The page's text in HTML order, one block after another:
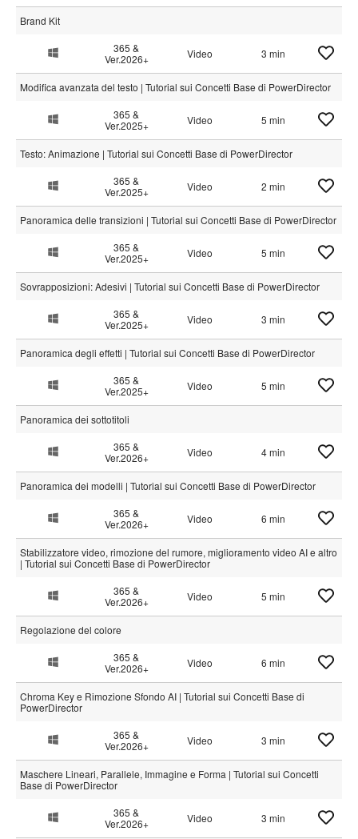
Brand Kit
365 &
Ver.2026+
Video 3 min
Modifica avanzata del testo | Tutorial sui Concetti Base di PowerDirector
365 &
Ver.2025+
Video 5 min
Testo: Animazione | Tutorial sui Concetti Base di PowerDirector
365 &
Ver.2025+
Video 2 min
Panoramica delle transizioni | Tutorial sui Concetti Base di PowerDirector
365 &
Ver.2025+
Video 5 min
Sovrapposizioni: Adesivi | Tutorial sui Concetti Base di PowerDirector
365 &
Ver.2025+
Video 3 min
Panoramica degli effetti | Tutorial sui Concetti Base di PowerDirector
365 &
Ver.2025+
Video 5 min
Panoramica dei sottotitoli
365 &
Ver.2026+
Video 4 min
Panoramica dei modelli | Tutorial sui Concetti Base di PowerDirector
365 &
Ver.2026+
Video 6 min
Stabilizzatore video, rimozione del rumore, miglioramento video AI e altro
| Tutorial sui Concetti Base di PowerDirector
365 &
Ver.2026+
Video 5 min
Regolazione del colore
365 &
Ver.2026+
Video 6 min
Chroma Key e Rimozione Sfondo AI | Tutorial sui Concetti Base di
PowerDirector
365 &
Ver.2026+
Video 3 min
Maschere Lineari, Parallele, Immagine e Forma | Tutorial sui Concetti
Base di PowerDirector
365 &
Ver.2026+
Video 3 min